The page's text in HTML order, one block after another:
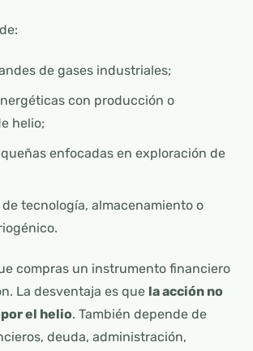
de gases industriales;
con producción o
helio;
enfocadas en exploración de
tecnología, almacenamiento o
compras un instrumento financiero
La desventaja es que la acción no
el helio. También depende de
deuda, administración,